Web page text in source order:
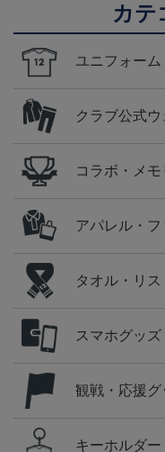
カテ
ユニフォーム
クラブ公式ウ
コラボ・メ
アパレル・
タオル・リス
スマホグッズ
観戦・応援グ
キーホルダ